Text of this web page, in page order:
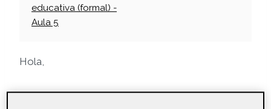
educativa (formal) -
Aula 5
Hola,
En aquesta última entrada del blog m’agradaria